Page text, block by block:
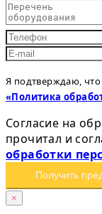
Я подтверждаю,
«Политика
Согласие на
прочитал и
обработки
Получить
×